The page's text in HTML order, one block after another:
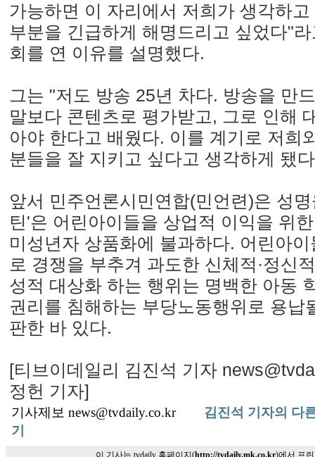
가능하면 이 자리에서 저희가 생각하
부분을 긴급하게 해명드리고 싶었다"
회를 연 이유를 설명했다.
그는 "저도 방송 25년 차다. 방송을 만
말보다 콘텐츠로 평가받고, 그로 인해
아야 한다고 배웠다. 이를 계기로 저희
분들을 잘 지키고 싶다고 생각하게 됐
앞서 민주언론시민연합(민언련)은 성
틴'은 어린아이들을 상업적 이익을 위
미성년자 상품화에 불과하다. 어린아
로 경쟁을 부추겨 과도한 신체적·정신
성적 대상화 하는 행위는 명백한 아동
권리를 침해하는 부당노동행위로 용납
판한 바 있다.
[티브이데일리 김진석 기자
정헌 기자]
기사제보 news@tvdaily.co.kr 김진석 기자의 다
기
이 기사는 tvdaily 홈페이지(http://tvdaily.mk.co.kr)에서 프